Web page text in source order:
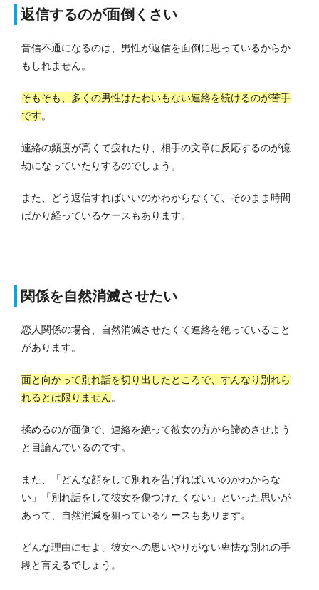
返信するのが面倒くさい
音信不通になるのは、男性が返信を面倒に思っているからか
もしれません。
そもそも、多くの男性はたわいもない連絡を続けるのが苦手
です。
連絡の頻度が高くて疲れたり、相手の文章に反応するのが億
劫になっていたりするのでしょう。
また、どう返信すればいいのかわからなくて、そのまま時間
ばかり経っているケースもあります。
関係を自然消滅させたい
恋人関係の場合、自然消滅させたくて連絡を絶っていること
があります。
面と向かって別れ話を切り出したところで、すんなり別れら
れるとは限りません。
揉めるのが面倒で、連絡を絶って彼女の方から諦めさせよう
と目論んでいるのです。
また、「どんな顔をして別れを告げればいいのかわからな
い」「別れ話をして彼女を傷つけたくない」といった思いが
あって、自然消滅を狙っているケースもあります。
どんな理由にせよ、彼女への思いやりがない卑怯な別れの手
段と言えるでしょう。